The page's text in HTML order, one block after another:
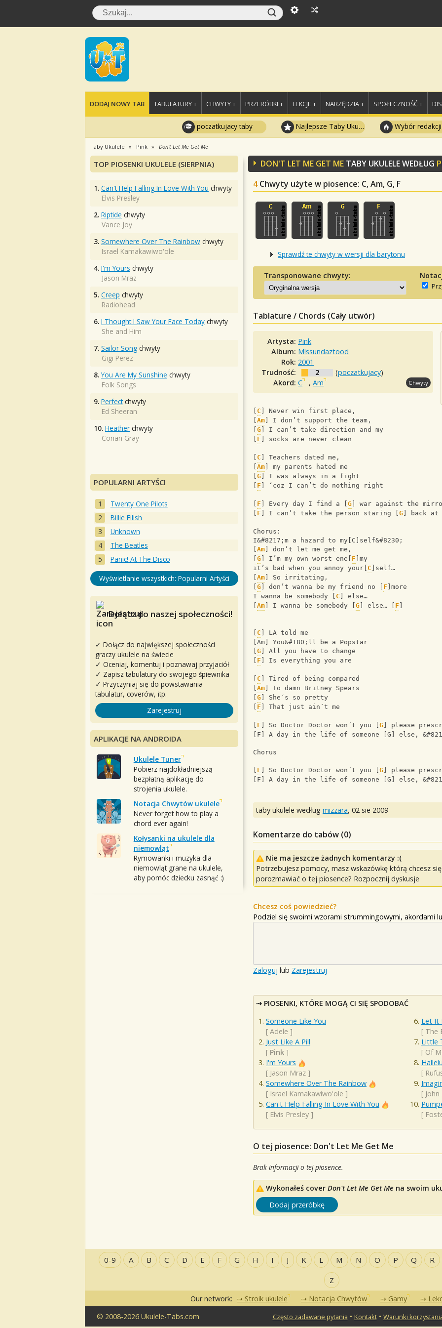
DODAJ NOWY TAB TABULATURY + CHWYTY + PRZERÓBKI + LEKCJE + NARZĘDZIA + SPOŁECZNOŚĆ +
poczatkujacy taby Najlepsze Taby Ukulele Wybór redakcji
Taby Ukulele Pink Don't Let Me Get Me
DON'T LET ME GET ME TABY UKULELE WEDŁUG
4 Chwyty użyte w piosence: C, Am, G, F
Sprawdź te chwyty w wersji dla barytonu
Transponowane chwyty:
Tablature / Chords (Cały utwór)
Artysta: Pink
Album: M!ssundaztood
Rok: 2001
Trudność:
2 (poczatkujacy)
Akord:C ,Am Chwyty
C ] Never win first place,
Am ] I don’t support the team,
G ] I can’t take direction and my
F ] socks are never clean
C ] Teachers dated me,
Am ] my parents hated me
G ] I was always in a fight
F ] ‘coz I can’t do nothing right
F ] Every day I find a [ G ] war against the
F ] I can’t take the person staring [ G ] back at
Chorus:
I&#8217;m a hazard to my[C]self&#8230;
Am ] don’t let me get me,
G ] I’m my own worst ene[ F ]my
it’s bad when you annoy your[ C ]self…
Am ] So irritating,
G ] don’t wanna be my friend no [ F ]more
I wanna be somebody [ C ] else…
Am ] I wanna be somebody [ G ] else… [ F
C ] LA told me
[Am] You&#180;ll be a Popstar
G ] All you have to change
F ] Is everything you are
C ] Tired of being compared
Am ] To damn Britney Spears
G ] She´s so pretty
F ] That just ain´t me
F ] So Doctor Doctor won´t you [ G ] please
[F] A day in the life of someone [G] else,
Chorus
F ] So Doctor Doctor won´t you [ G ] please
[F] A day in the life of someone [G] else,
taby ukulele według mizzara, 02 sie 2009
Komentarze do tabów (0)
Nie ma jeszcze żadnych komentarzy :(
Potrzebujesz pomocy, masz wskazówkę którą chcesz
porozmawiać o tej piosence? Rozpocznij dyskusje
Chcesz coś powiedzieć?
Podziel się swoimi wzorami strummingowymi, akordami
Zaloguj lub Zarejestruj
PIOSENKI, KTÓRE MOGĄ CI SIĘ SPODOBAĆ
Someone Like You
[ Adele ]
Just Like A Pill
[ Pink ]
I'm Yours
[ Jason Mraz ]
Somewhere Over The Rainbow
[ Israel Kamakawiwo'ole ]
Can't Help Falling In Love With You
[ Elvis Presley ]
Let It
[ The
Little
[ Of
[
[
[
O tej piosence: Don't Let Me Get Me
Brak informacji o tej piosence.
Wykonałeś cover Don't Let Me Get Me na swoim
Dodaj przeróbkę
TOP PIOSENKI UKULELE (SIERPNIA)
1. Can't Help Falling In Love With You chwyty
Elvis Presley
2. Riptide chwyty
Vance Joy
3. Somewhere Over The Rainbow chwyty
Israel Kamakawiwo'ole
4. I'm Yours chwyty
Jason Mraz
5. Creep chwyty
Radiohead
6. I Thought I Saw Your Face Today chwyty
She and Him
7. Sailor Song chwyty
Gigi Perez
8. You Are My Sunshine chwyty
Folk Songs
9. Perfectchwyty
Ed Sheeran
10. Heather chwyty
Conan Gray
POPULARNI ARTYŚCI
Twenty One Pilots
Billie Eilish
Unknown
The Beatles
Panic! At The Disco
Wyświetlanie wszystkich: Popularni Artyści
Dołącz do naszej społeczności!
✓ Dołącz do największej społeczności
graczy ukulele na świecie
✓ Oceniaj, komentuj i poznawaj przyjaciół
✓ Zapisz tabulatury do swojego śpiewnika
✓ Przyczyniaj się do powstawania
tabulatur, coverów, itp.
Zarejestruj
APLIKACJE NA ANDROIDA
Ukulele Tuner
Pobierz najdokładniejszą
bezpłatną aplikację do
strojenia ukulele.
Notacja Chwytów ukulele
Never forget how to play a
chord ever again!
Kołysanki na ukulele dla
niemowląt
Rymowanki i muzyka dla
niemowląt grane na ukulele,
aby pomóc dziecku zasnąć :)
0-9 A B C D E F G H I J K L M N O P Q R
Z
Our network: Stroik ukulele Notacja Chwytów Gamy
© 2008-2026 Ukulele-Tabs.com
Często zadawane pytania • Kontakt• Warunki